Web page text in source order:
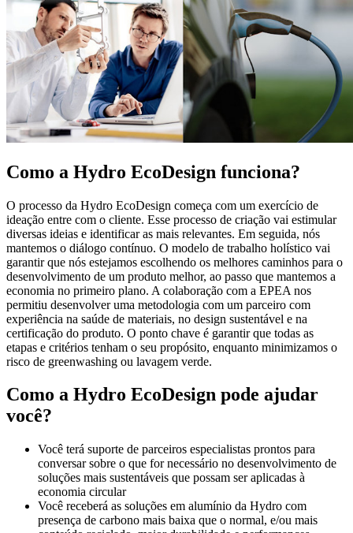
Como a Hydro EcoDesign funciona?
O processo da Hydro EcoDesign começa com um exercício de
ideação entre com o cliente. Esse processo de criação vai estimular
diversas ideias e identificar as mais relevantes. Em seguida, nós
mantemos o diálogo contínuo. O modelo de trabalho holístico vai
garantir que nós estejamos escolhendo os melhores caminhos para o
desenvolvimento de um produto melhor, ao passo que mantemos a
economia no primeiro plano. A colaboração com a EPEA nos
permitiu desenvolver uma metodologia com um parceiro com
experiência na saúde de materiais, no design sustentável e na
certificação do produto. O ponto chave é garantir que todas as
etapas e critérios tenham o seu propósito, enquanto minimizamos o
risco de greenwashing ou lavagem verde.
Como a Hydro EcoDesign pode ajudar
você?
Você terá suporte de parceiros especialistas prontos para
conversar sobre o que for necessário no desenvolvimento de
soluções mais sustentáveis que possam ser aplicadas à
economia circular
Você receberá as soluções em alumínio da Hydro com
presença de carbono mais baixa que o normal, e/ou mais